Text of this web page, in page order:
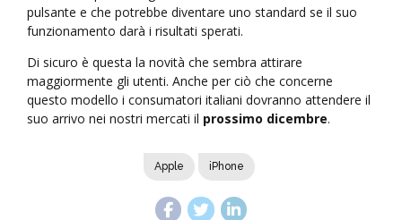
pulsante e che potrebbe diventare uno standard se il suo
funzionamento darà i risultati sperati.
Di sicuro è questa la novità che sembra attirare
maggiormente gli utenti. Anche per ciò che concerne
questo modello i consumatori italiani dovranno attendere il
suo arrivo nei nostri mercati il prossimo dicembre.
Apple iPhone